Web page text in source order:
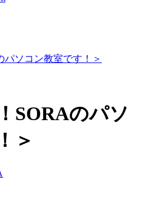
パソコン教室です！＞
SORAのパソ
＞